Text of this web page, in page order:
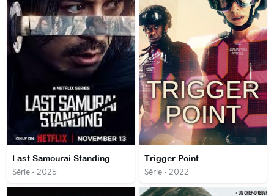
Last Samourai Standing
Série • 2025
Trigger Point
Série • 2022